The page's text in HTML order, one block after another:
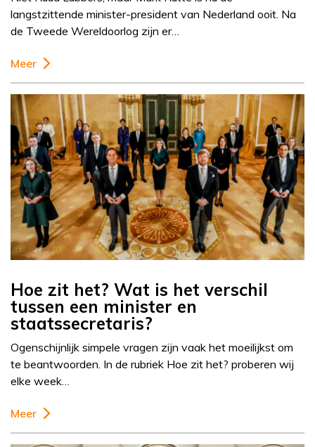
langstzittende minister-president van Nederland ooit. Na
de Tweede Wereldoorlog zijn er…
Meer
Hoe zit het? Wat is het verschil
tussen een minister en
staatssecretaris?
Ogenschijnlijk simpele vragen zijn vaak het moeilijkst om
te beantwoorden. In de rubriek Hoe zit het? proberen wij
elke week…
Meer